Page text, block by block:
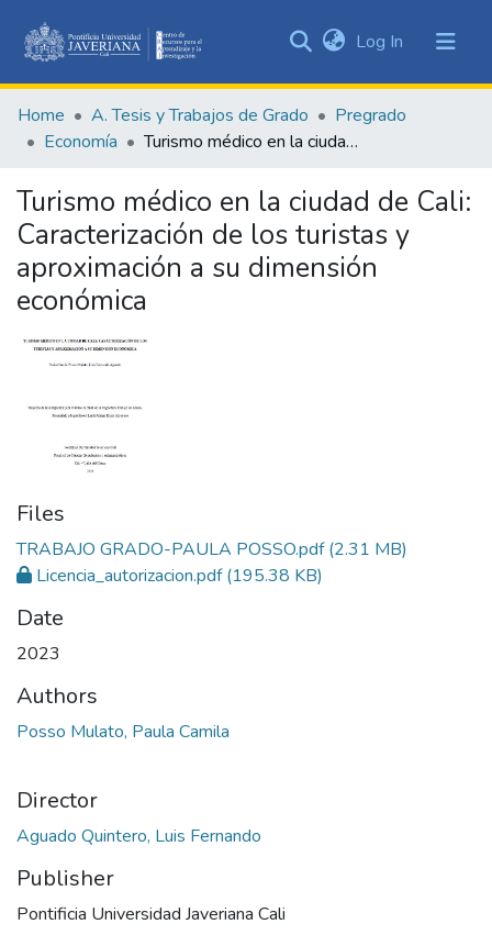
&
Collections
Statistics
Log In (current)
Home A. Tesis y Trabajos de Grado
Pregrado
Economía
Turismo médico en la ciudad de Cali: Caracterización de los turistas y aproximación a su dimensión económica
Turismo médico en la ciudad de Cali:
Caracterización de los turistas y
aproximación a su dimensión
económica
Files
TRABAJO GRADO-PAULA POSSO.pdf(2.31 MB)
Licencia_autorizacion.pdf(195.38 KB)
Date
2023
Authors
Posso Mulato, Paula Camila
Director
Aguado Quintero, Luis Fernando
Publisher
Pontificia Universidad Javeriana Cali